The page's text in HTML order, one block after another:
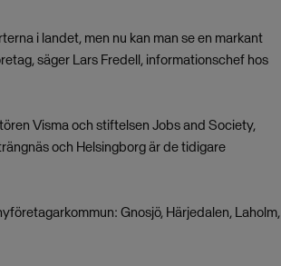
i landet, men nu kan man se en markant
säger Lars Fredell, informationschef hos
Visma och stiftelsen Jobs and Society,
och Helsingborg är de tidigare
Gnosjö, Härjedalen, Laholm,